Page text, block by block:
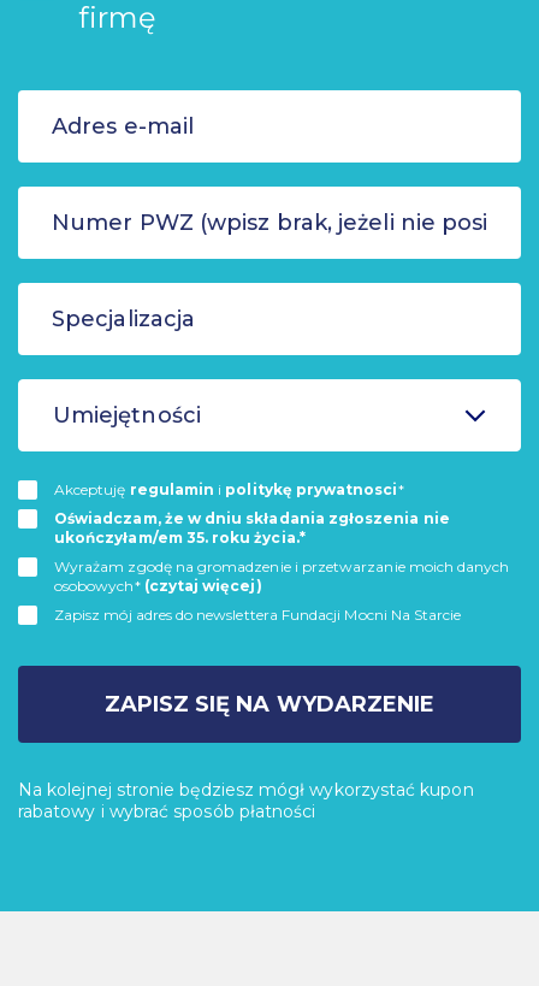
firmę
Umiejętności
Akceptuję regulamin i politykę prywatnosci*
Oświadczam, że w dniu składania zgłoszenia nie
ukończyłam/em 35. roku życia.*
Wyrażam zgodę na gromadzenie i przetwarzanie moich danych
osobowych* (czytaj więcej)
Zapisz mój adres do newslettera Fundacji Mocni Na Starcie
ZAPISZ SIĘ NA WYDARZENIE
Na kolejnej stronie będziesz mógł wykorzystać kupon
rabatowy i wybrać sposób płatności